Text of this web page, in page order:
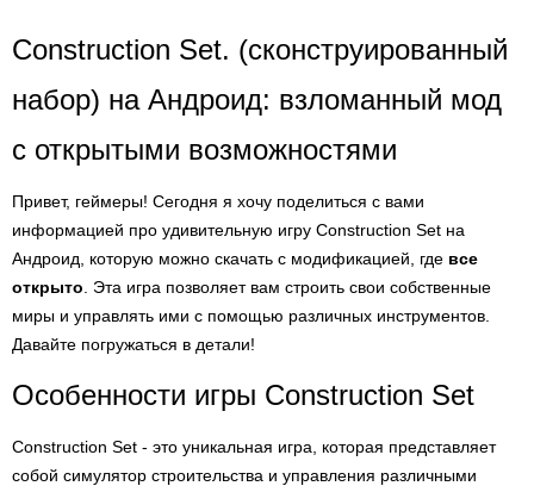
Construction Set. (сконструированный
набор) на Андроид: взломанный мод
с открытыми возможностями
Привет, геймеры! Сегодня я хочу поделиться с вами
информацией про удивительную игру Construction Set на
Андроид, которую можно скачать с модификацией, где все
открыто . Эта игра позволяет вам строить свои собственные
миры и управлять ими с помощью различных инструментов.
Давайте погружаться в детали!
Особенности игры Construction Set
Construction Set - это уникальная игра, которая представляет
собой симулятор строительства и управления различными